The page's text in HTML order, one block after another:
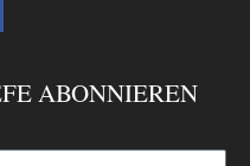
ABONNIEREN